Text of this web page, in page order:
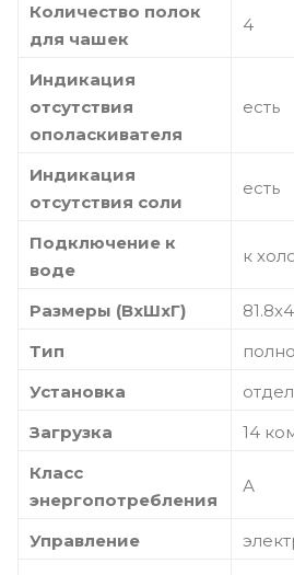
Количество полок
для чашек
4
Индикация
отсутствия
ополаскивателя
есть
Индикация
отсутствия соли
есть
Подключение к
воде
к
Размеры (ВхШхГ)
Тип
Установка
Загрузка
14
Класс
энергопотребления
А
Управление